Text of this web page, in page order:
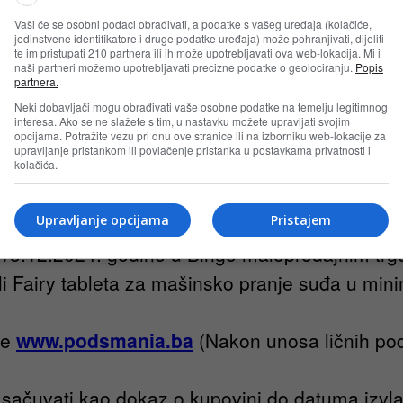
od 18 godina koje su nastanjene/imaju
osobe zaposlene kod
oslovnog partnera Organizatora koji
uključenim u ovu promociju, kao i
domaćinstvu) bilo koje od
godine u Bingo maloprodajnim
tableta za mašinsko pranje suđa u
www.podsmania.ba (Nakon unosa ličnih
kao dokaz o kupovini do datuma
Vaši će se osobni podaci obrađivati, a podatke s vašeg uređaja (kolačiće,
jedinstvene identifikatore i druge podatke uređaja) može pohranjivati, dijeliti
te im pristupati 210 partnera ili ih može upotrebljavati ova web-lokacija. Mi i
naši partneri možemo upotrebljavati precizne podatke o geolociranju. Popis
partnera.
Neki dobavljači mogu obrađivati vaše osobne podatke na temelju legitimnog
interesa. Ako se ne slažete s tim, u nastavku možete upravljati svojim
opcijama. Potražite vezu pri dnu ove stranice ili na izborniku web-lokacije za
upravljanje pristankom ili povlačenje pristanka u postavkama privatnosti i
kolačića.
Pristajem
Upravljanje opcijama